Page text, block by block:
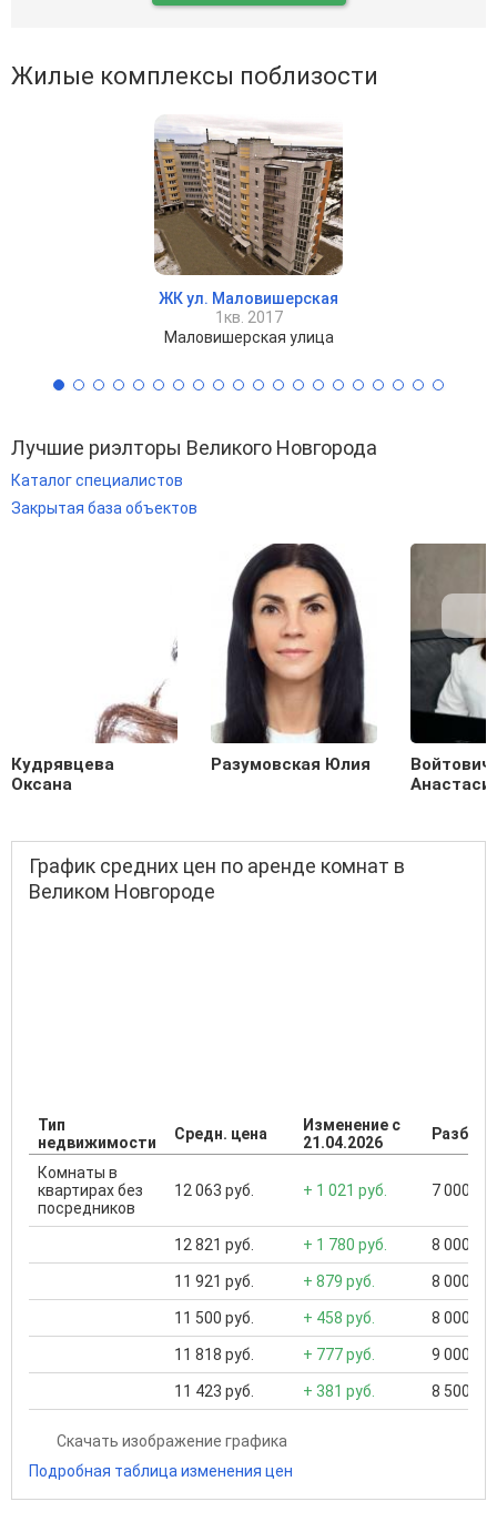
Жилые комплексы поблизости
ЖК ул. Маловишерская
1кв. 2017
Маловишерская улица
Лучшие риэлторы Великого Новгорода
Каталог специалистов
Закрытая база объектов
Кудрявцева
Оксана
Разумовская Юлия
Войтович
График средних цен по аренде комнат в
Великом Новгороде
Тип
недвижимости
Средн. цена
Изменение с
21.04.2026
Комнаты в
квартирах без
посредников
12 063 руб. + 1 021 руб. 7 000 ...
12 821 руб. + 1 780 руб. 8 000 ...
11 921 руб. + 879 руб. 8 000 ...
11 500 руб. + 458 руб. 8 000 ...
11 818 руб. + 777 руб. 9 000 ...
11 423 руб. + 381 руб. 8 500 ...
Скачать изображение графика
Подробная таблица изменения цен